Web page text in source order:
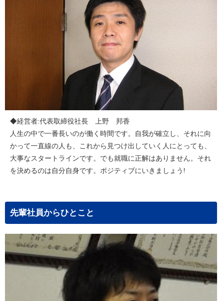
◆経営者:代表取締役社長 上野 邦香
人生の中で一番長いのが働く時間です。自我が確立し、それに向
かって一直線の人も、これから見つけ出していく人にとっても、
大事なスタートラインです。でも就職に正解はありません。それ
を決めるのは自分自身です。ポジティブにいきましょう!
先輩社員からひとこと